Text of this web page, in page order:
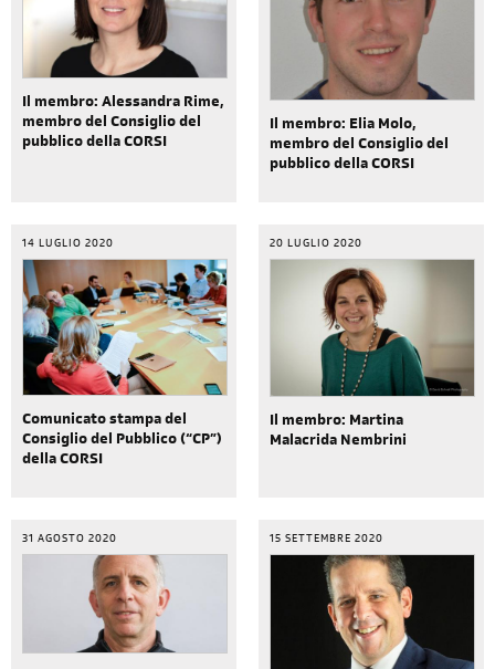
Il membro: Alessandra Rime,
membro del Consiglio del
pubblico della CORSI
Il membro: Elia Molo,
membro del Consiglio del
pubblico della CORSI
14 LUGLIO 2020
Comunicato stampa del
Consiglio del Pubblico (“CP”)
della CORSI
20 LUGLIO 2020
Il membro: Martina
Malacrida Nembrini
31 AGOSTO 2020 15 SETTEMBRE 2020